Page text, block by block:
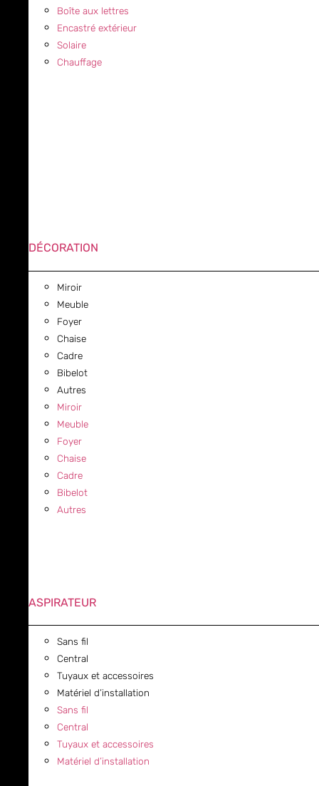
Boîte aux lettres
Encastré extérieur
Solaire
Chauffage
DÉCORATION
Miroir
Meuble
Foyer
Chaise
Cadre
Bibelot
Autres
Miroir
Meuble
Foyer
Chaise
Cadre
Bibelot
Autres
ASPIRATEUR
Sans fil
Central
Tuyaux et accessoires
Matériel d’installation
Sans fil
Central
Tuyaux et accessoires
Matériel d’installation